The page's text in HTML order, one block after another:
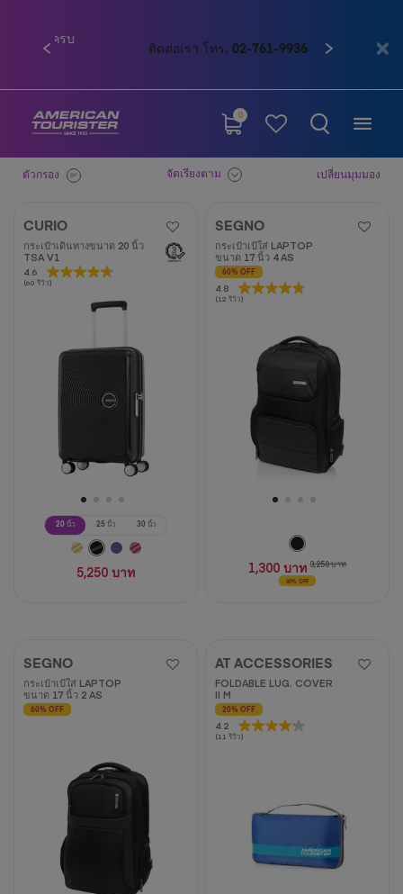
ติดต่อเรา โทร. 02-761-9936
0
เปลี่ยนมุมมอง
จัดเรียงตาม
ตัวกรอง
20 นิ้ว 25 นิ้ว 30 นิ้ว
CURIO
กระเป๋าเดินทางขนาด 20 นิ้ว
TSA V1
4.6
(60 รีวิว)
4.6
จาก
วิจารณ์
5,250 บาท
SEGNO
กระเป๋าเป้ใส่ LAPTOP
ขนาด 17 นิ้ว 4 AS
60% OFF
4.8
(12 รีวิว)
4.8
จาก
1,300 บาท 3,250 บาท
60% OFF
SEGNO
กระเป๋าเป้ใส่ LAPTOP
ขนาด 17 นิ้ว 2 AS
60% OFF
AT ACCESSORIES
FOLDABLE LUG. COVER
II M
20% OFF
4.2
(11 รีวิว)
4.2
จาก